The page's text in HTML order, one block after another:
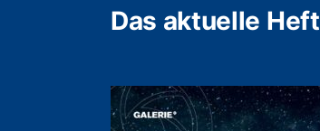
Das aktuelle Heft